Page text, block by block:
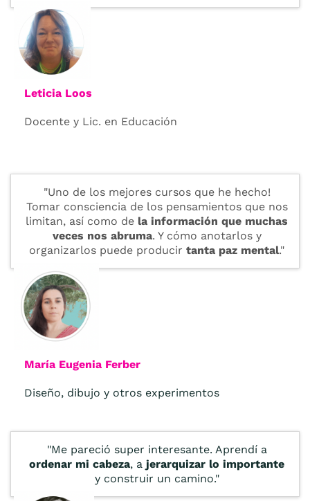
Leticia Loos
Docente y Lic. en Educación
"Uno de los mejores cursos que he hecho!
Tomar consciencia de los pensamientos que nos
limitan, así como de la información que muchas
veces nos abruma. Y cómo anotarlos y
organizarlos puede producir tanta paz mental."
María Eugenia Ferber
Diseño, dibujo y otros experimentos
"Me pareció super interesante. Aprendí a
ordenar mi cabeza, a jerarquizar lo importante
y construir un camino."